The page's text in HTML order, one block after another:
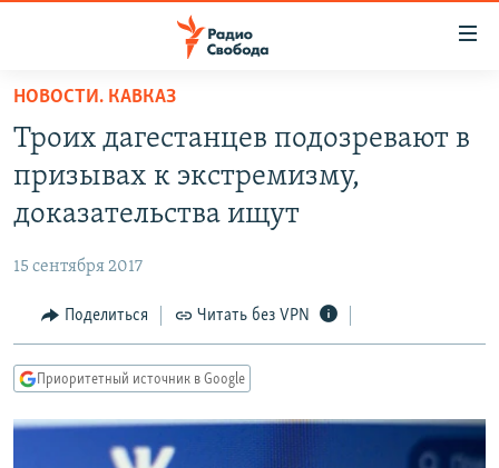
упрощенного
доступа
основному
Вернутся
Вернутся
ПОДКАСТЫ
АВТОРСКИЕ ПРОЕКТЫ
МНЕНИЯ
КУЛЬТУРА
КАВКАЗ.РЕАЛИИ
НОВОСТИ. КАВКАЗ
Троих дагестанцев подозревают в
призывах к экстремизму,
доказательства ищут
15 сентября 2017
Поделиться Читать без VPN
Приоритетный источник в Google